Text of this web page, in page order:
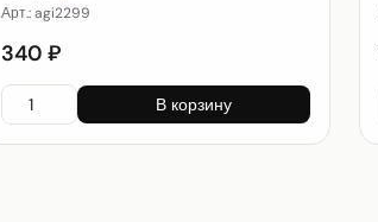
Арт.:agi2299
340 ₽
В корзину